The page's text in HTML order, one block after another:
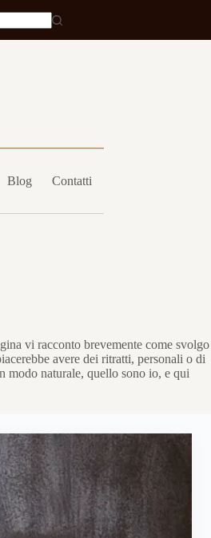
Blog Contatti
vi racconto brevemente come svolgo
avere dei ritratti, personali o di
modo naturale, quello sono io, e qui